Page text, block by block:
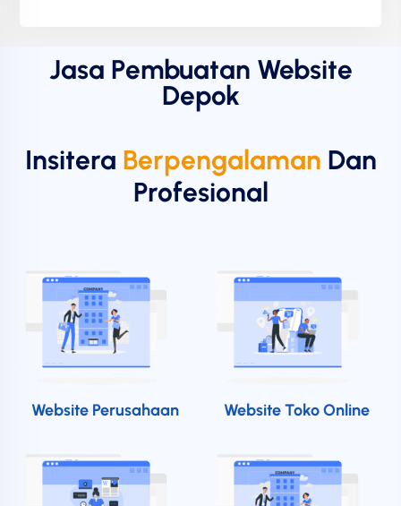
Jasa Pembuatan Website
Depok
Insitera Berpengalaman Dan
Profesional
Website Perusahaan Website Toko Online